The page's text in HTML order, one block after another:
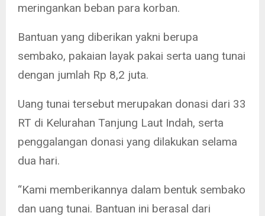
meringankan beban para korban.
Bantuan yang diberikan yakni berupa
sembako, pakaian layak pakai serta uang tunai
dengan jumlah Rp 8,2 juta.
Uang tunai tersebut merupakan donasi dari 33
RT di Kelurahan Tanjung Laut Indah, serta
penggalangan donasi yang dilakukan selama
dua hari.
“Kami memberikannya dalam bentuk sembako
dan uang tunai. Bantuan ini berasal dari